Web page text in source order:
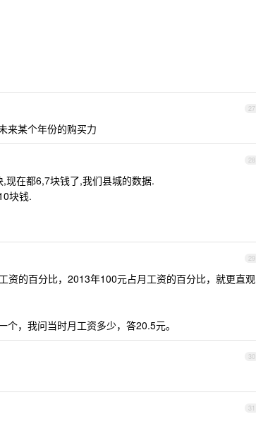
27
来某个年份的购买力
28
在都6,7块钱了,我们县城的数据.
块钱.
29
资的百分比，2013年100元占月工资的百分比，就更直观
，我问当时月工资多少，答20.5元。
30
31